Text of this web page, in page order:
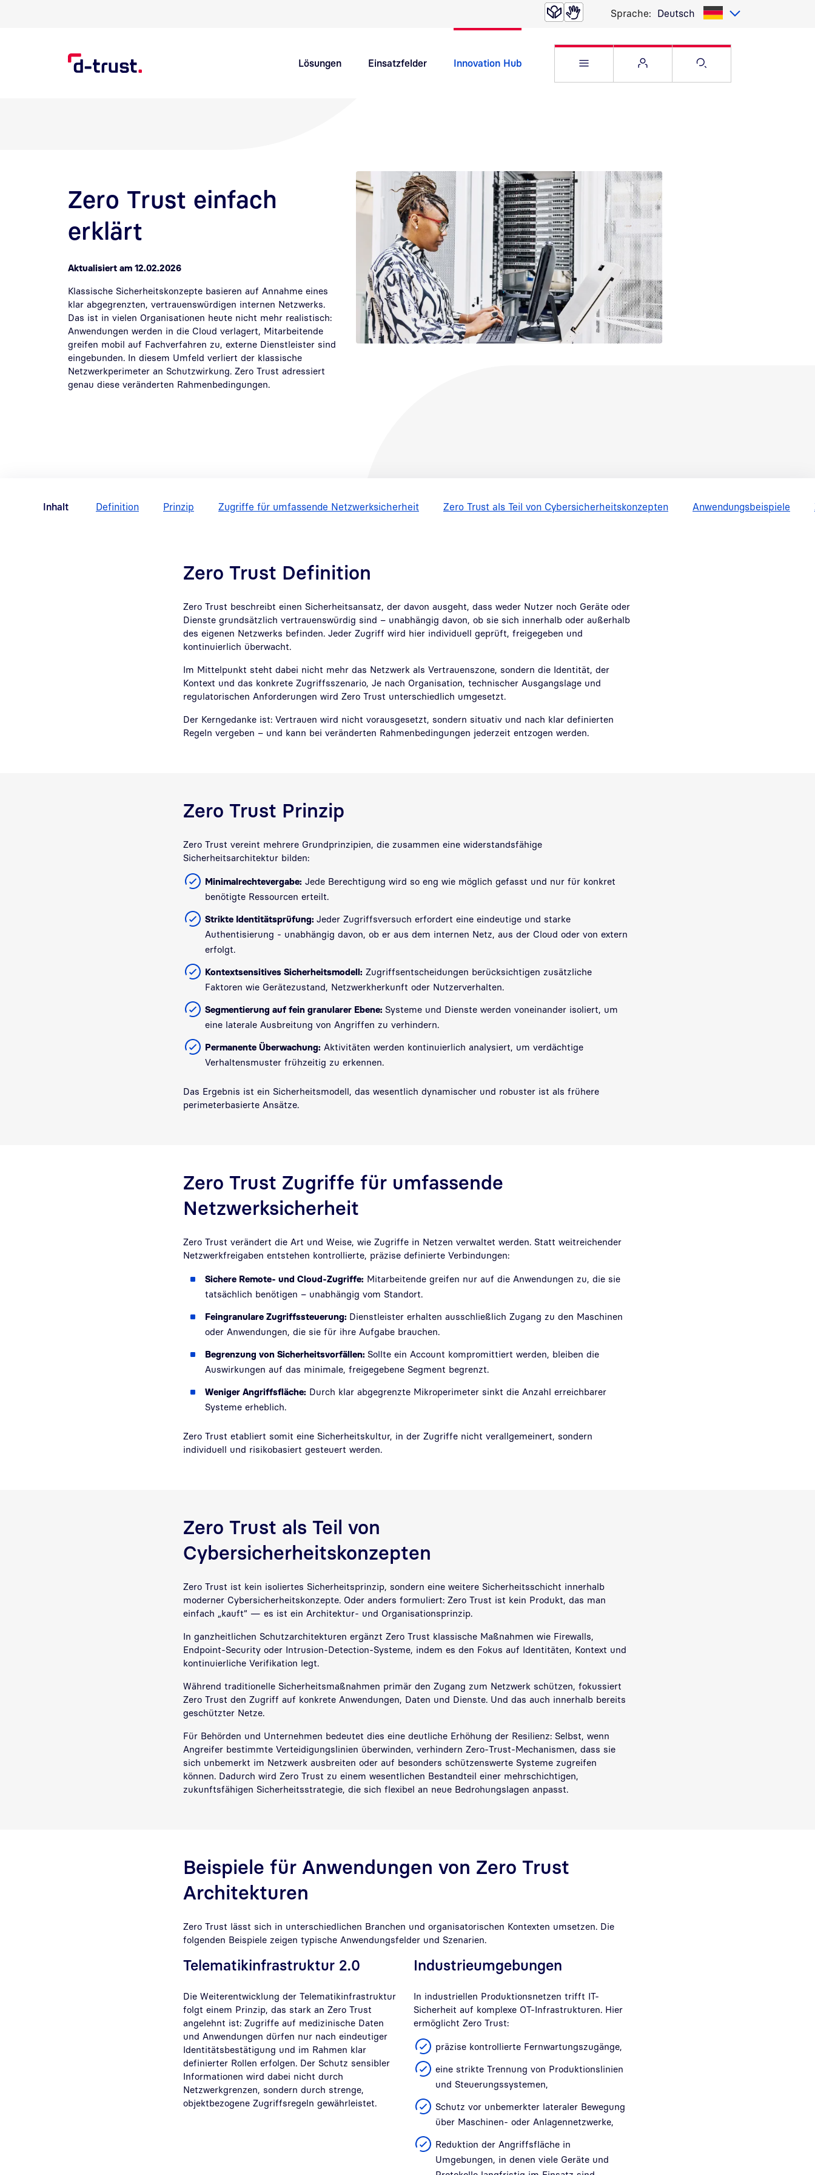
Sprache: Deutsch
Lösungen Einsatzfelder Innovation Hub Websitemenü öffnenService Menü öffnen
Suche öffnen
Zero Trust einfach
erklärt
Aktualisiert am 12.02.2026
Klassische Sicherheitskonzepte basieren auf Annahme eines
klar abgegrenzten, vertrauenswürdigen internen Netzwerks.
Das ist in vielen Organisationen heute nicht mehr realistisch:
Anwendungen werden in die Cloud verlagert, Mitarbeitende
greifen mobil auf Fachverfahren zu, externe Dienstleister sind
eingebunden. In diesem Umfeld verliert der klassische
Netzwerkperimeter an Schutzwirkung. Zero Trust adressiert
genau diese veränderten Rahmenbedingungen.
Inhalt Definition Prinzip Zugriffe für umfassende Netzwerksicherheit Zero Trust als Teil von Cybersicherheitskonzepten Anwendungsbeispiele
Zero Trust Definition
Zero Trust beschreibt einen Sicherheitsansatz, der davon ausgeht, dass weder Nutzer noch Geräte oder
Dienste grundsätzlich vertrauenswürdig sind – unabhängig davon, ob sie sich innerhalb oder außerhalb
des eigenen Netzwerks befinden. Jeder Zugriff wird hier individuell geprüft, freigegeben und
kontinuierlich überwacht.
Im Mittelpunkt steht dabei nicht mehr das Netzwerk als Vertrauenszone, sondern die Identität, der
Kontext und das konkrete Zugriffsszenario, Je nach Organisation, technischer Ausgangslage und
regulatorischen Anforderungen wird Zero Trust unterschiedlich umgesetzt.
Der Kerngedanke ist: Vertrauen wird nicht vorausgesetzt, sondern situativ und nach klar definierten
Regeln vergeben – und kann bei veränderten Rahmenbedingungen jederzeit entzogen werden.
Zero Trust Prinzip
Zero Trust vereint mehrere Grundprinzipien, die zusammen eine widerstandsfähige
Sicherheitsarchitektur bilden:
Minimalrechtevergabe: Jede Berechtigung wird so eng wie möglich gefasst und nur für konkret
benötigte Ressourcen erteilt.
Strikte Identitätsprüfung: Jeder Zugriffsversuch erfordert eine eindeutige und starke
Authentisierung - unabhängig davon, ob er aus dem internen Netz, aus der Cloud oder von extern
erfolgt.
Kontextsensitives Sicherheitsmodell: Zugriffsentscheidungen berücksichtigen zusätzliche
Faktoren wie Gerätezustand, Netzwerkherkunft oder Nutzerverhalten.
Segmentierung auf fein granularer Ebene: Systeme und Dienste werden voneinander isoliert, um
eine laterale Ausbreitung von Angriffen zu verhindern.
Permanente Überwachung: Aktivitäten werden kontinuierlich analysiert, um verdächtige
Verhaltensmuster frühzeitig zu erkennen.
Das Ergebnis ist ein Sicherheitsmodell, das wesentlich dynamischer und robuster ist als frühere
perimeterbasierte Ansätze.
Zero Trust Zugriffe für umfassende
Netzwerksicherheit
Zero Trust verändert die Art und Weise, wie Zugriffe in Netzen verwaltet werden. Statt weitreichender
Netzwerkfreigaben entstehen kontrollierte, präzise definierte Verbindungen:
Sichere Remote- und Cloud-Zugriffe: Mitarbeitende greifen nur auf die Anwendungen zu, die sie
tatsächlich benötigen – unabhängig vom Standort.
Feingranulare Zugriffssteuerung: Dienstleister erhalten ausschließlich Zugang zu den Maschinen
oder Anwendungen, die sie für ihre Aufgabe brauchen.
Begrenzung von Sicherheitsvorfällen: Sollte ein Account kompromittiert werden, bleiben die
Auswirkungen auf das minimale, freigegebene Segment begrenzt.
Weniger Angriffsfläche: Durch klar abgegrenzte Mikroperimeter sinkt die Anzahl erreichbarer
Systeme erheblich.
Zero Trust etabliert somit eine Sicherheitskultur, in der Zugriffe nicht verallgemeinert, sondern
individuell und risikobasiert gesteuert werden.
Zero Trust als Teil von
Cybersicherheitskonzepten
Zero Trust ist kein isoliertes Sicherheitsprinzip, sondern eine weitere Sicherheitsschicht innerhalb
moderner Cybersicherheitskonzepte. Oder anders formuliert: Zero Trust ist kein Produkt, das man
einfach „kauft“ — es ist ein Architektur- und Organisationsprinzip.
In ganzheitlichen Schutzarchitekturen ergänzt Zero Trust klassische Maßnahmen wie Firewalls,
Endpoint-Security oder Intrusion-Detection-Systeme, indem es den Fokus auf Identitäten, Kontext und
kontinuierliche Verifikation legt.
Während traditionelle Sicherheitsmaßnahmen primär den Zugang zum Netzwerk schützen, fokussiert
Zero Trust den Zugriff auf konkrete Anwendungen, Daten und Dienste. Und das auch innerhalb bereits
geschützter Netze.
Für Behörden und Unternehmen bedeutet dies eine deutliche Erhöhung der Resilienz: Selbst, wenn
Angreifer bestimmte Verteidigungslinien überwinden, verhindern Zero-Trust-Mechanismen, dass sie
sich unbemerkt im Netzwerk ausbreiten oder auf besonders schützenswerte Systeme zugreifen
können. Dadurch wird Zero Trust zu einem wesentlichen Bestandteil einer mehrschichtigen,
zukunftsfähigen Sicherheitsstrategie, die sich flexibel an neue Bedrohungslagen anpasst.
Beispiele für Anwendungen von Zero Trust
Architekturen
Zero Trust lässt sich in unterschiedlichen Branchen und organisatorischen Kontexten umsetzen. Die
folgenden Beispiele zeigen typische Anwendungsfelder und Szenarien.
Telematikinfrastruktur 2.0
Die Weiterentwicklung der Telematikinfrastruktur
folgt einem Prinzip, das stark an Zero Trust
angelehnt ist: Zugriffe auf medizinische Daten
und Anwendungen dürfen nur nach eindeutiger
Identitätsbestätigung und im Rahmen klar
definierter Rollen erfolgen. Der Schutz sensibler
Informationen wird dabei nicht durch
Netzwerkgrenzen, sondern durch strenge,
objektbezogene Zugriffsregeln gewährleistet.
Industrieumgebungen
In industriellen Produktionsnetzen trifft IT-
Sicherheit auf komplexe OT-Infrastrukturen. Hier
ermöglicht Zero Trust:
präzise kontrollierte Fernwartungszugänge,
eine strikte Trennung von Produktionslinien
und Steuerungssystemen,
Schutz vor unbemerkter lateraler Bewegung
über Maschinen- oder Anlagennetzwerke,
Reduktion der Angriffsfläche in
Umgebungen, in denen viele Geräte und